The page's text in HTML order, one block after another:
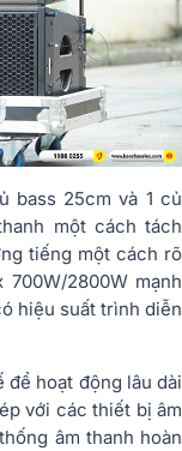
bass 25cm và 1 củ
một cách tách
tiếng một cách rõ
2800W mạnh
hiệu suất trình diễn
để hoạt động lâu dài
với các thiết bị âm
âm thanh hoàn